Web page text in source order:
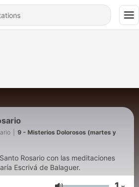
9 - Misterios Dolorosos (martes y
Rosario con las meditaciones
Escrivá de Balaguer.